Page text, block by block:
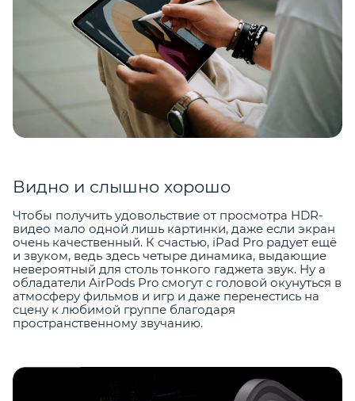
Видно и слышно хорошо
Чтобы получить удовольствие от просмотра HDR-
видео мало одной лишь картинки, даже если экран
очень качественный. К счастью, iPad Pro радует ещё
и звуком, ведь здесь четыре динамика, выдающие
невероятный для столь тонкого гаджета звук. Ну а
обладатели AirPods Pro смогут с головой окунуться в
атмосферу фильмов и игр и даже перенестись на
сцену к любимой группе благодаря
пространственному звучанию.